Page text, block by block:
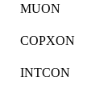
MUON
COPXON
INTCON